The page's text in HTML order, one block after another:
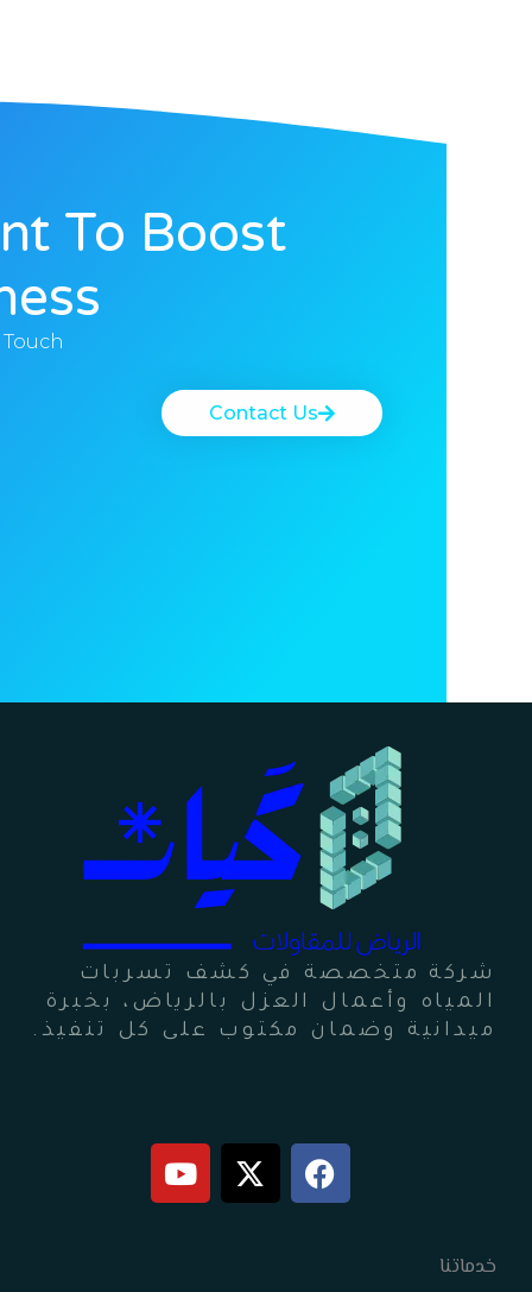
To Boost
Contact Us
شركة متخصصة في كشف تسربات
المياه وأعمال العزل بالرياض، بخبرة
ميدانية وضمان مكتوب على كل تنفيذ.
F
a
c
X
-
t
Y
o
u
خدماتنا